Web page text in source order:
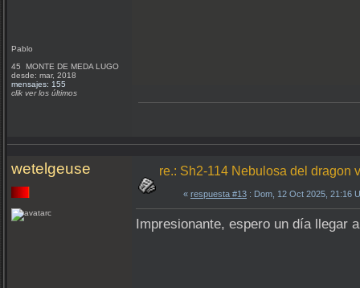
Pablo
45 MONTE DE MEDA LUGO
desde: mar, 2018
mensajes: 155
clik ver los últimos
wetelgeuse re.: Sh2-114 Nebulosa del dragon
« respuesta #13 : Dom, 12 Oct 2025, 21:16
Impresionante, espero un día llegar